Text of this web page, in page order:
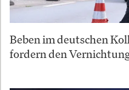
Beben im deutschen
fordern den